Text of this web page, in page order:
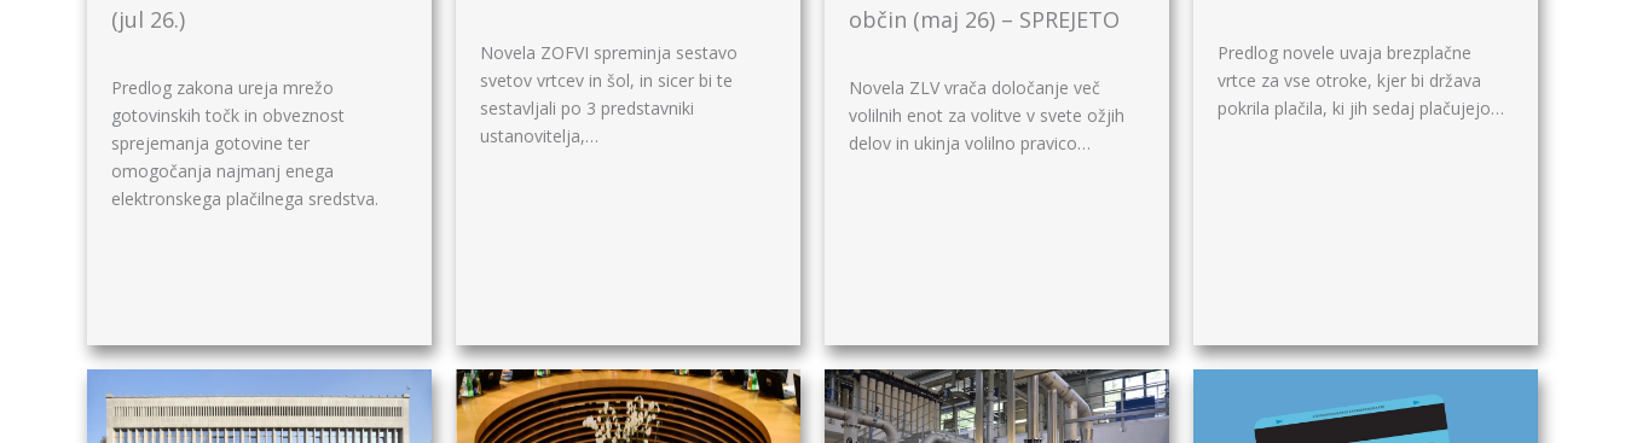
(jul 26.)
Predlog zakona ureja mrežo
gotovinskih točk in obveznost
sprejemanja gotovine ter
omogočanja najmanj enega
elektronskega plačilnega sredstva.
Novela ZOFVI spreminja sestavo
svetov vrtcev in šol, in sicer bi te
sestavljali po 3 predstavniki
ustanovitelja,…
občin (maj 26) – SPREJETO
Novela ZLV vrača določanje več
volilnih enot za volitve v svete ožjih
delov in ukinja volilno pravico…
Predlog novele uvaja brezplačne
vrtce za vse otroke, kjer bi država
pokrila plačila, ki jih sedaj plačujejo…